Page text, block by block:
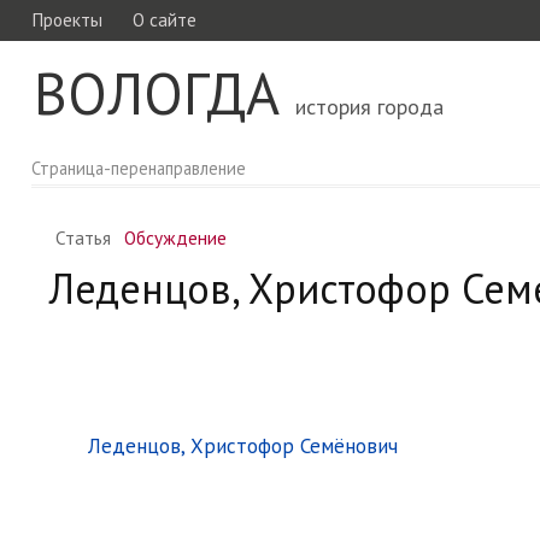
Проекты О сайте
ВОЛОГДА история города
Страница-перенаправление
Статья Обсуждение
Леденцов, Христофор
Леденцов, Христофор Семёнович